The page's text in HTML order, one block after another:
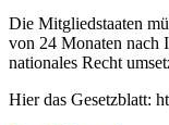
Die Mitgliedstaaten
von 24 Monaten nach
nationales Recht
Hier das Gesetzblatt: